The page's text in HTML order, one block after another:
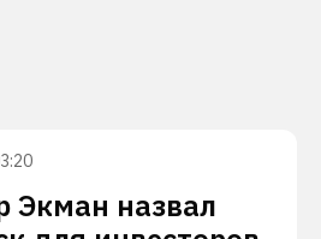
Экман назвал